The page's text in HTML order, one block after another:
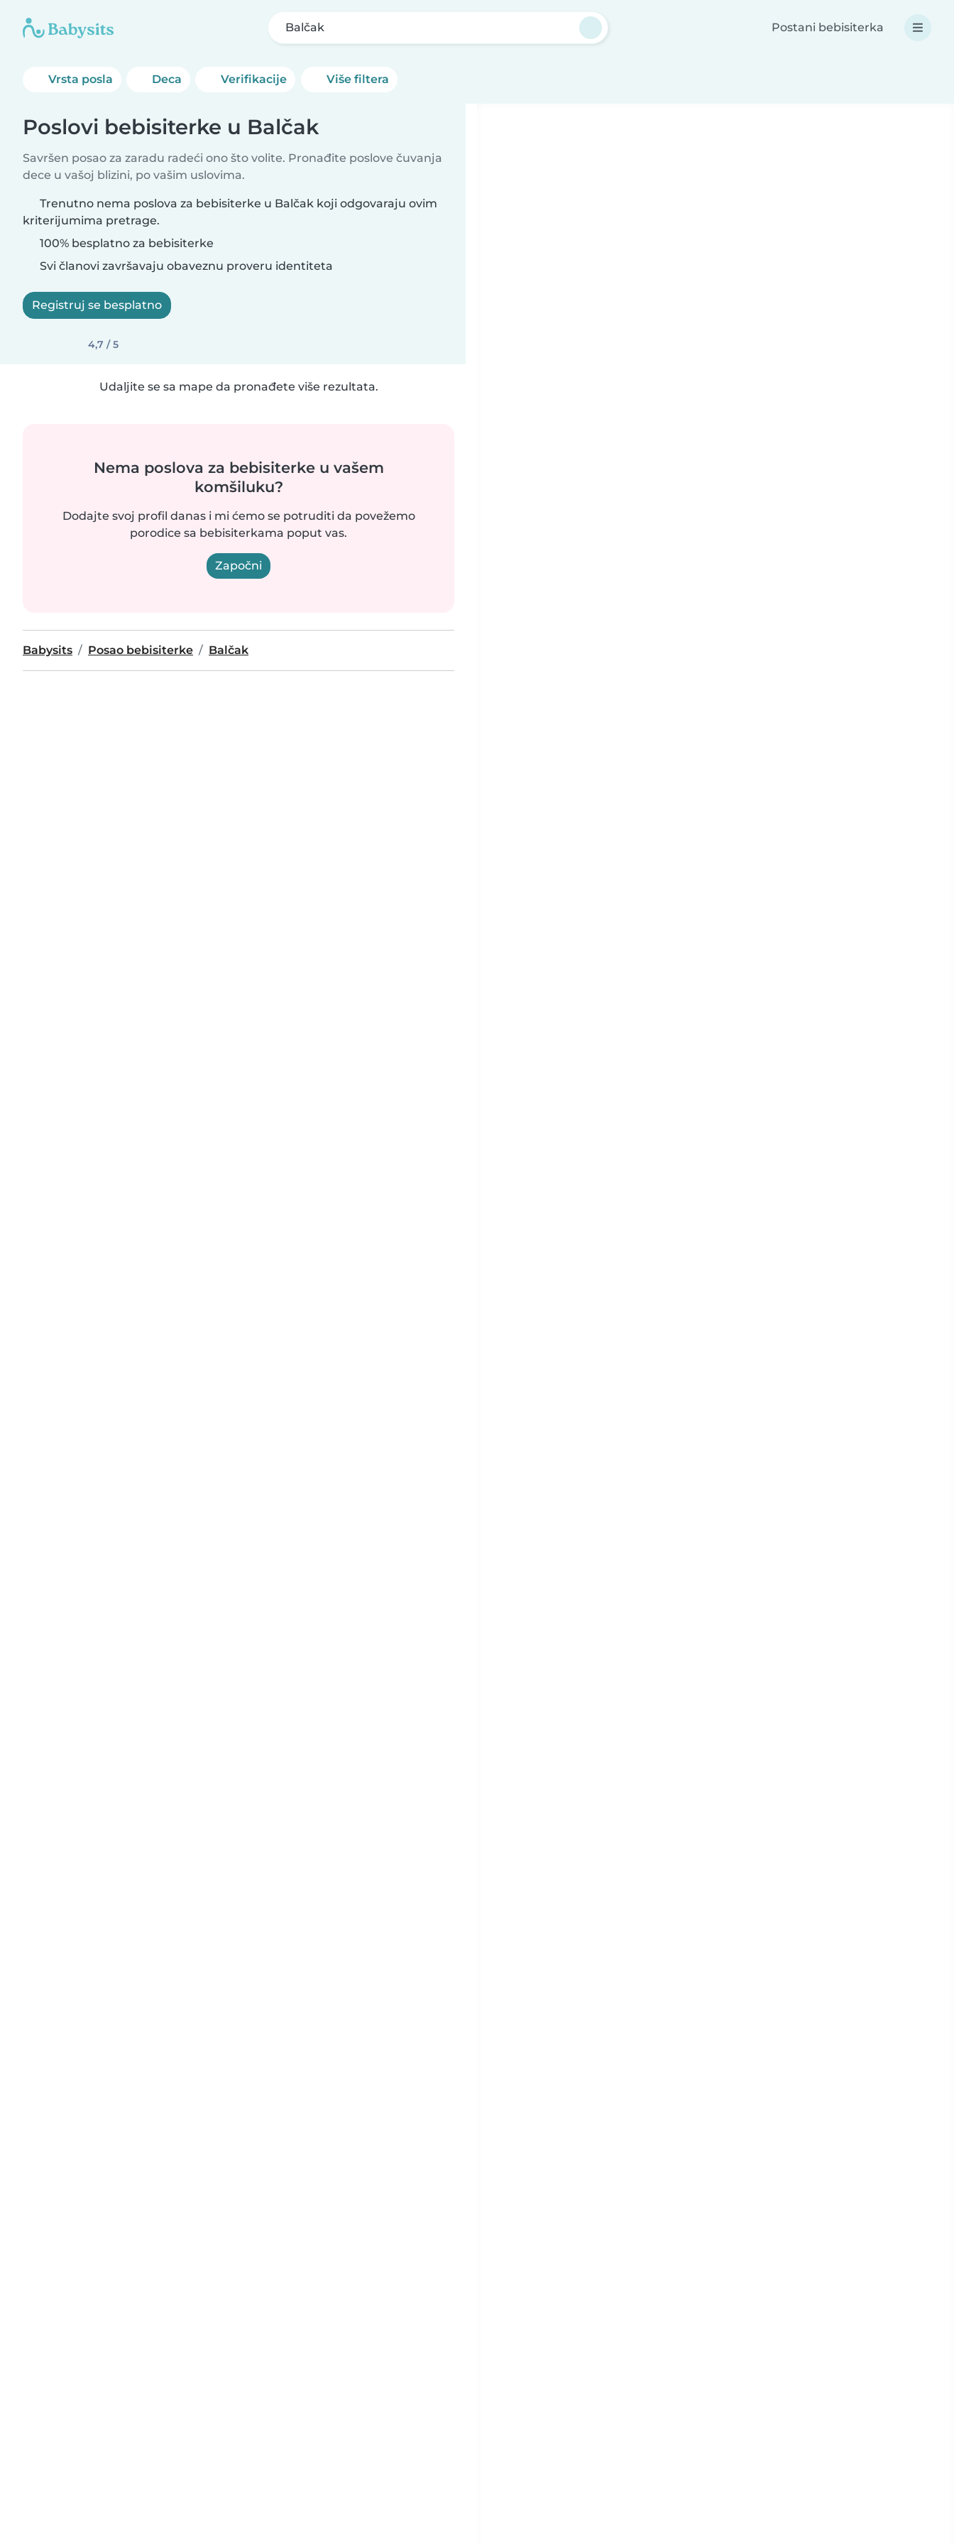
Balčak Postani bebisiterka
Vrsta posla Deca Verifikacije Više filtera
Poslovi bebisiterke u Balčak
Savršen posao za zaradu radeći ono što volite. Pronađite poslove čuvanja
dece u vašoj blizini, po vašim uslovima.
Trenutno nema poslova za bebisiterke u Balčak koji odgovaraju ovim
kriterijumima pretrage.
100% besplatno za bebisiterke
Svi članovi završavaju obaveznu proveru identiteta
Registruj se besplatno
4,7 / 5
Udaljite se sa mape da pronađete više rezultata.
Nema poslova za bebisiterke u vašem
komšiluku?
Dodajte svoj profil danas i mi ćemo se potruditi da povežemo
porodice sa bebisiterkama poput vas.
Započni
Babysits Posao bebisiterke Balčak